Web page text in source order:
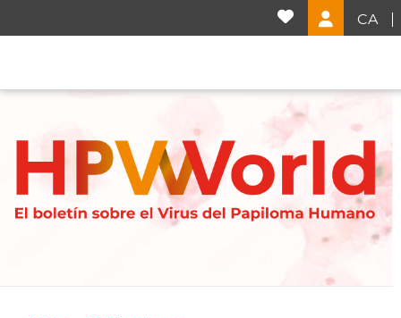
CA